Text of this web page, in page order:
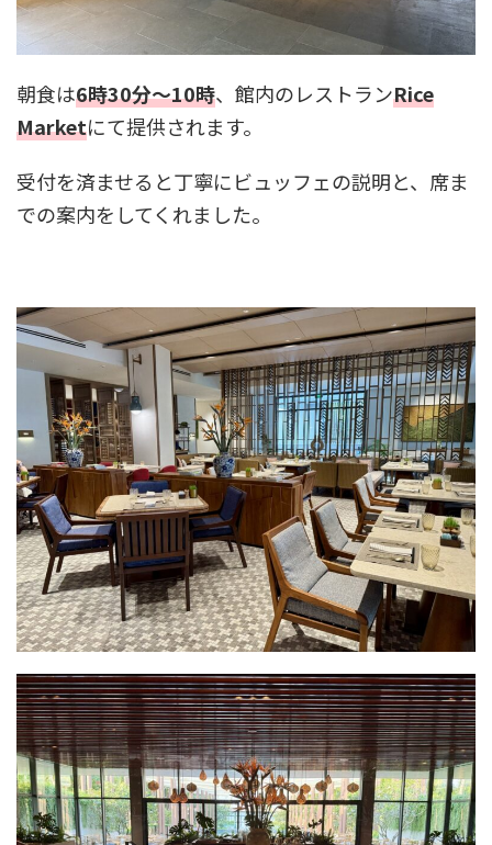
朝食は6時30分～10時、館内のレストランRice
Marketにて提供されます。
受付を済ませると丁寧にビュッフェの説明と、席ま
での案内をしてくれました。